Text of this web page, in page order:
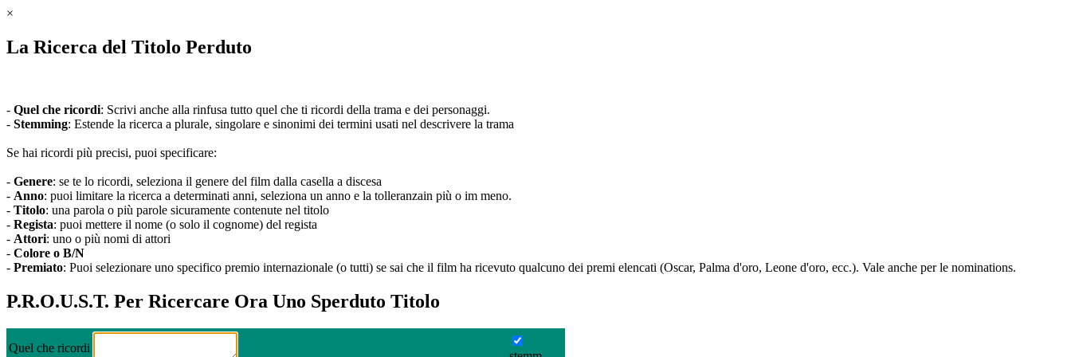
×
La Ricerca del Titolo Perduto
- Quel che ricordi: Scrivi anche alla rinfusa tutto quel che ti ricordi della trama e dei personaggi.
- Stemming: Estende la ricerca a plurale, singolare e sinonimi dei termini usati nel descrivere la trama
Se hai ricordi più precisi, puoi specificare:
- Genere: se te lo ricordi, seleziona il genere del film dalla casella a discesa
- Anno: puoi limitare la ricerca a determinati anni, seleziona un anno e la tolleranzain più o im meno.
- Titolo: una parola o più parole sicuramente contenute nel titolo
- Regista: puoi mettere il nome (o solo il cognome) del regista
- Attori: uno o più nomi di attori
- Colore o B/N
- Premiato: Puoi selezionare uno specifico premio internazionale (o tutti) se sai che il film ha ricevuto qualcuno dei premi elencati (Oscar, Palma d'oro, Leone d'oro, ecc.). Vale anche per le nominations.
P.R.O.U.S.T. Per Ricercare Ora Uno Sperduto Titolo
Quel che ricordi